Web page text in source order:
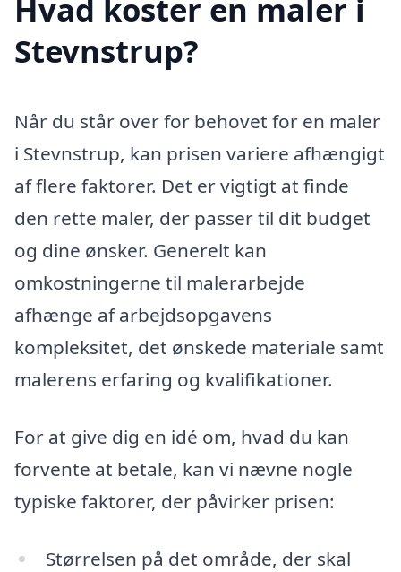
Hvad koster en maler i
Stevnstrup?
Når du står over for behovet for en maler
i Stevnstrup, kan prisen variere afhængigt
af flere faktorer. Det er vigtigt at finde
den rette maler, der passer til dit budget
og dine ønsker. Generelt kan
omkostningerne til malerarbejde
afhænge af arbejdsopgavens
kompleksitet, det ønskede materiale samt
malerens erfaring og kvalifikationer.
For at give dig en idé om, hvad du kan
forvente at betale, kan vi nævne nogle
typiske faktorer, der påvirker prisen:
Størrelsen på det område, der skal